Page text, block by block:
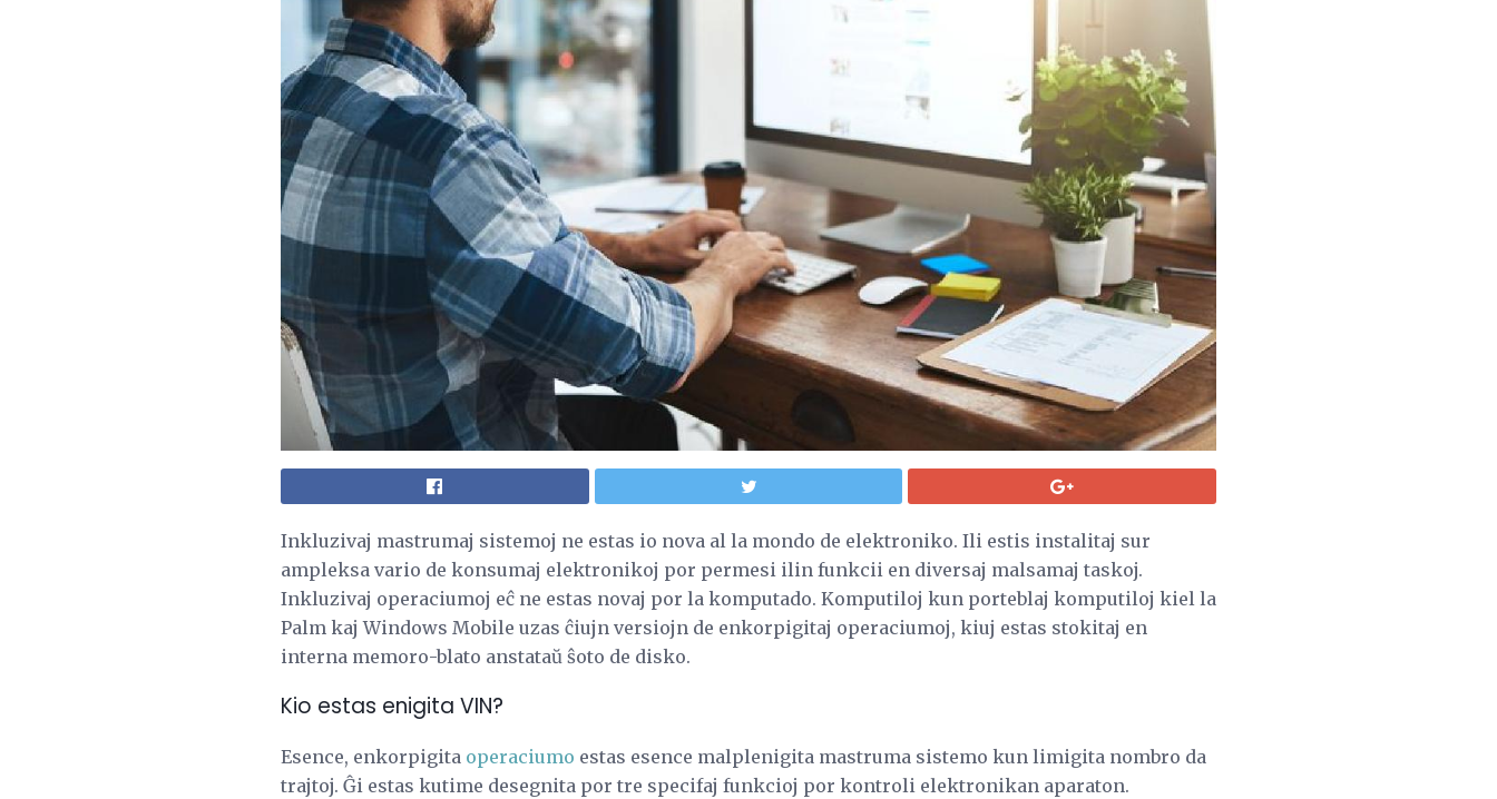
Inkluzivaj mastrumaj sistemoj ne estas io nova al la mondo de elektroniko. Ili estis instalitaj sur
ampleksa vario de konsumaj elektronikoj por permesi ilin funkcii en diversaj malsamaj taskoj.
Inkluzivaj operaciumoj eĉ ne estas novaj por la komputado. Komputiloj kun porteblaj komputiloj kiel la
Palm kaj Windows Mobile uzas ĉiujn versiojn de enkorpigitaj operaciumoj, kiuj estas stokitaj en
interna memoro-blato anstataŭ ŝoto de disko.
Kio estas enigita VIN?
Esence, enkorpigita operaciumo estas esence malplenigita mastruma sistemo kun limigita nombro da
trajtoj. Ĝi estas kutime desegnita por tre specifaj funkcioj por kontroli elektronikan aparaton.